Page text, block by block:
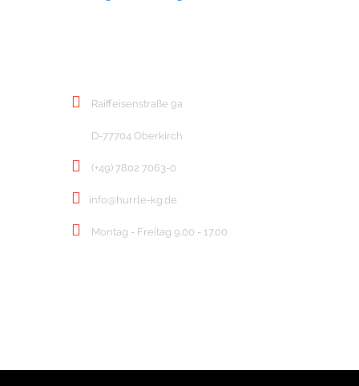
Raiffeisenstraße 9a
D-77704 Oberkirch
(+49) 7802 7063-0
info@hurrle-kg.de
Montag - Freitag 9.00 - 17.00